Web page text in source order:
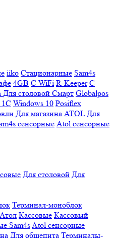
iiko Стационарные Sam4s
4GB С WiFi R-Keeper С
Для столовой Смарт Globalpos
1С Windows 10 Posiflex
Для магазина ATOL Для
сенсорные Atol сенсорные
Для столовой Для
Терминал-моноблок
Атол Кассовые Кассовый
Sam4sAtol сенсорные
Для общепита Терминалы-